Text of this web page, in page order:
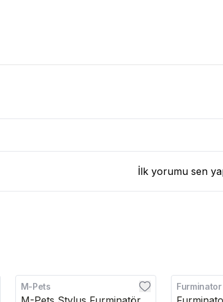
İlk yorumu sen
M-Pets Furminator